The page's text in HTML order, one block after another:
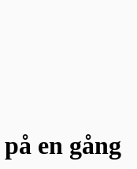
på en gång